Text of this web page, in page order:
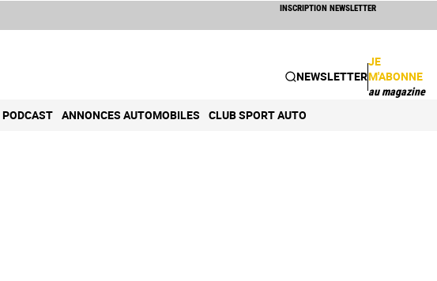
INSCRIPTION NEWSLETTER
NEWSLETTER
JE
M'ABONNE
au magazine
PODCAST ANNONCES AUTOMOBILES CLUB SPORT AUTO